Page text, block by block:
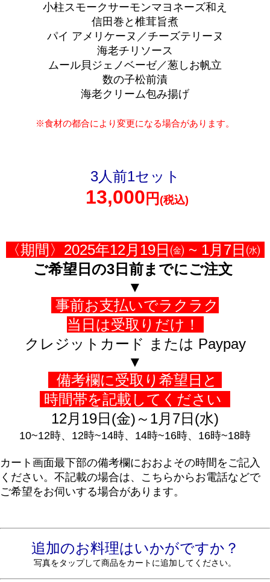
小柱スモークサーモンマヨネーズ和え
信田巻と椎茸旨煮
パイ アメリケーヌ／チーズテリーヌ
海老チリソース
ムール貝ジェノベーゼ／葱しお帆立
数の子松前漬
海老クリーム包み揚げ
※食材の都合により変更になる場合があります。
3人前1セット
13,000 円 (税込)
〈期間〉2025年12月19日㈮ ~ 1月7日㈬
ご希望日の3日前までにご注文
▼
事前お支払いでラクラク
当日は受取りだけ！
クレジットカード または Paypay
▼
備考欄に受取り希望日と
時間帯を記載してください
12月19日(金)～1月7日(水)
10~12時、12時~14時、14時~16時、16時~18時
カート画面最下部の備考欄におおよその時間をご記入
ください。不記載の場合は、こちらからお電話などで
ご希望をお伺いする場合があります。
追加のお料理はいかがですか？
写真をタップして商品をカートに追加してください。